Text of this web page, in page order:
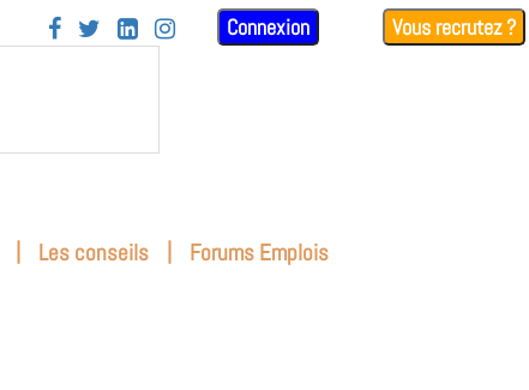
    Connexion Vous recrutez ?
| Les conseils | Forums Emplois